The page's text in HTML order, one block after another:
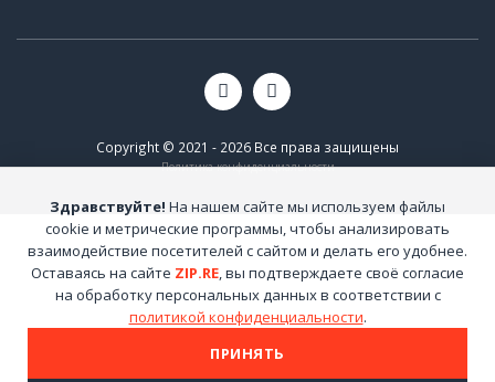
Copyright © 2021 - 2026 Все права защищены
Политика конфиденциальности
Здравствуйте! На нашем сайте мы используем файлы
cookie и метрические программы, чтобы анализировать
взаимодействие посетителей с сайтом и делать его удобнее.
Оставаясь на сайте ZIP.RE, вы подтверждаете своё согласие
на обработку персональных данных в соответствии с
политикой конфиденциальности.
ПРИНЯТЬ